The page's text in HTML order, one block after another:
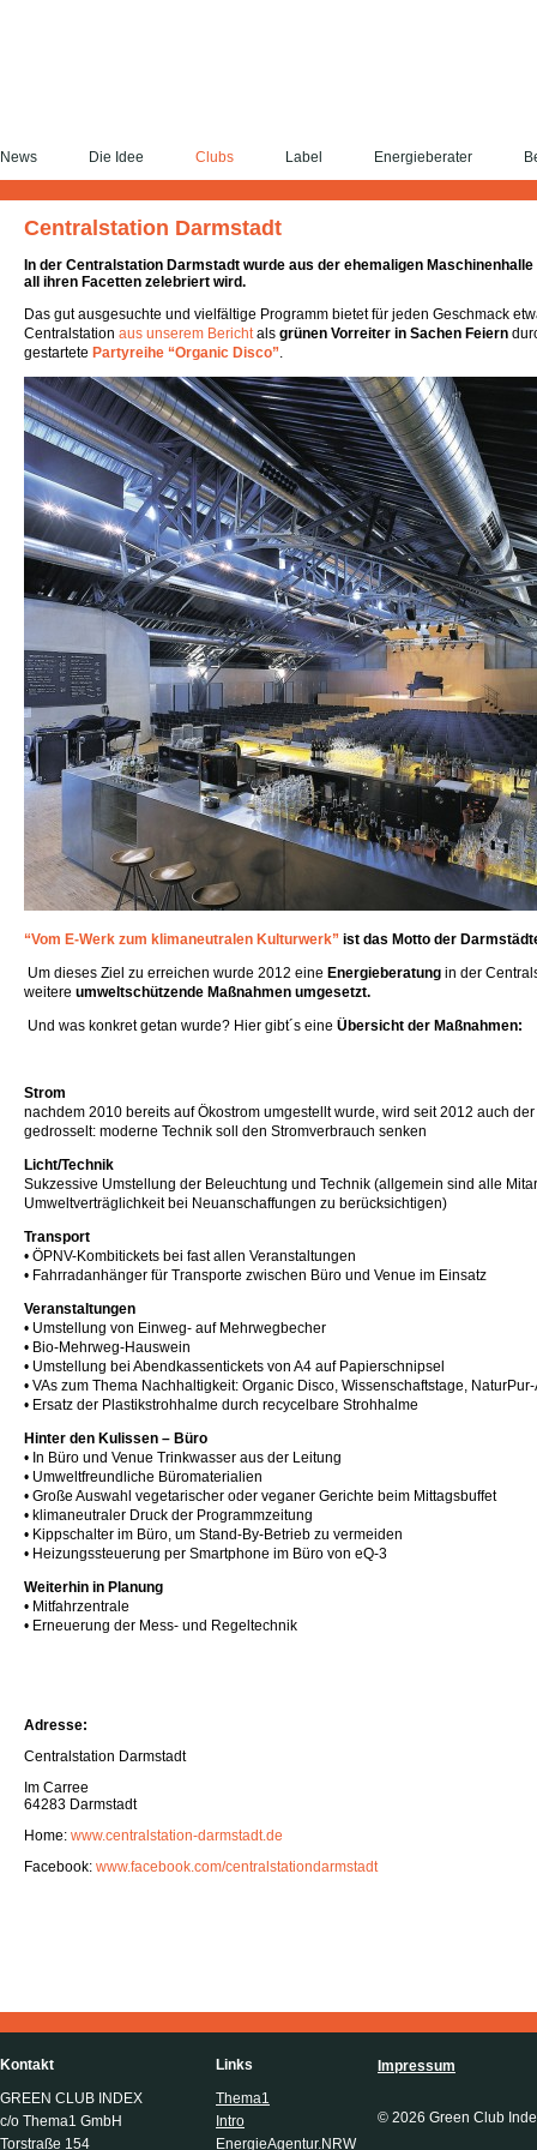
News Die Idee Clubs Label Energieberater
Centralstation Darmstadt
In der Centralstation Darmstadt wurde aus der ehemaligen
all ihren Facetten zelebriert wird.
Das gut ausgesuchte und vielfältige Programm bietet für jeden Geschmack
Centralstation aus unserem Berichtals grünen Vorreiter in Sachen Feiern
gestartete Partyreihe “Organic Disco”.
“Vom E-Werk zum klimaneutralen Kulturwerk” ist das Motto der
Um dieses Ziel zu erreichen wurde 2012 eine Energieberatung in der
weitere umweltschützende Maßnahmen umgesetzt.
Und was konkret getan wurde? Hier gibt´s eine Übersicht der Maßnahmen:
Strom
nachdem 2010 bereits auf Ökostrom umgestellt wurde, wird seit 2012 auch
gedrosselt: moderne Technik soll den Stromverbrauch senken
Licht/Technik
Sukzessive Umstellung der Beleuchtung und Technik (allgemein sind alle
Umweltverträglichkeit bei Neuanschaffungen zu berücksichtigen)
Transport
• ÖPNV-Kombitickets bei fast allen Veranstaltungen
• Fahrradanhänger für Transporte zwischen Büro und Venue im Einsatz
Veranstaltungen
• Umstellung von Einweg- auf Mehrwegbecher
• Bio-Mehrweg-Hauswein
• Umstellung bei Abendkassentickets von A4 auf Papierschnipsel
• VAs zum Thema Nachhaltigkeit: Organic Disco, Wissenschaftstage,
• Ersatz der Plastikstrohhalme durch recycelbare Strohhalme
Hinter den Kulissen – Büro
• In Büro und Venue Trinkwasser aus der Leitung
• Umweltfreundliche Büromaterialien
• Große Auswahl vegetarischer oder veganer Gerichte beim Mittagsbuffet
• klimaneutraler Druck der Programmzeitung
• Kippschalter im Büro, um Stand-By-Betrieb zu vermeiden
• Heizungssteuerung per Smartphone im Büro von eQ-3
Weiterhin in Planung
• Mitfahrzentrale
• Erneuerung der Mess- und Regeltechnik
Adresse:
Centralstation Darmstadt
Im Carree
64283 Darmstadt
Home: www.centralstation-darmstadt.de
Facebook: www.facebook.com/centralstationdarmstadt
Kontakt
GREEN CLUB INDEX
c/o Thema1 GmbH
Torstraße 154
Links
Thema1
Intro
EnergieAgentur.NRW
Impressum
© 2026 Green Club